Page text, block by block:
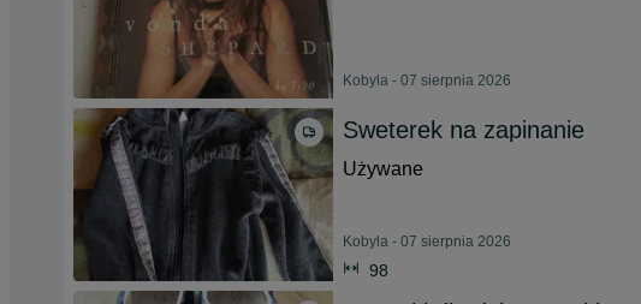
Kobyla - 07 sierpnia 2026
Sweterek na zapinanie
Używane
Kobyla - 07 sierpnia 2026
98